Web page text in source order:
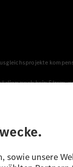
noch kein Strom
Die angegebenen
durch den